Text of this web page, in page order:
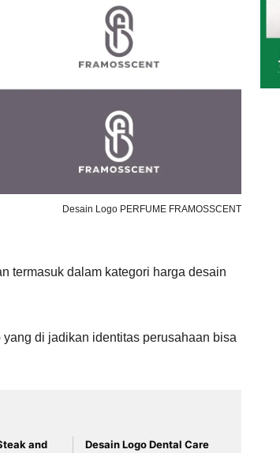
Desain Logo PERFUME FRAMOSSCENT
termasuk dalam kategori harga desain
di jadikan identitas perusahaan bisa
and
Desain Logo Dental Care